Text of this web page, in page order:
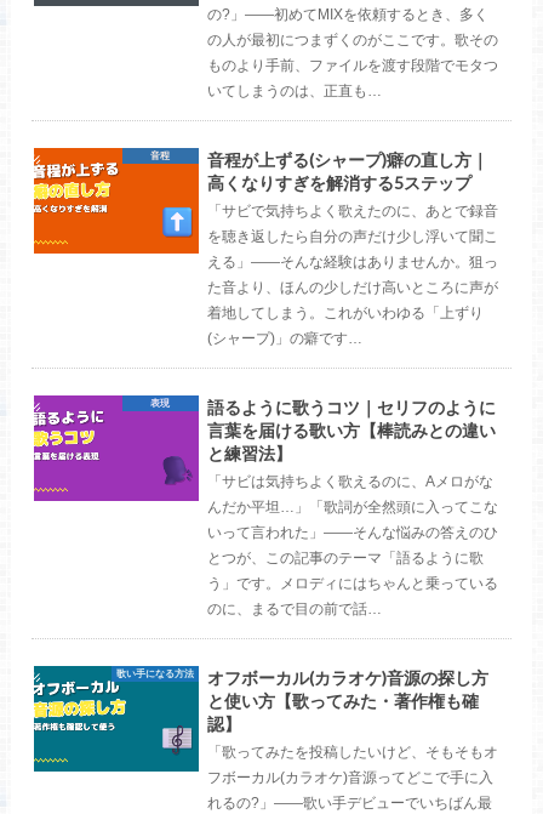
の?」——初めてMIXを依頼するとき、多く
の人が最初につまずくのがここです。歌その
ものより手前、ファイルを渡す段階でモタつ
いてしまうのは、正直も…
音程
音程が上ずる(シャープ)癖の直し方｜
高くなりすぎを解消する5ステップ
「サビで気持ちよく歌えたのに、あとで録音
を聴き返したら自分の声だけ少し浮いて聞こ
える」——そんな経験はありませんか。狙っ
た音より、ほんの少しだけ高いところに声が
着地してしまう。これがいわゆる「上ずり
(シャープ)」の癖です…
表現
語るように歌うコツ｜セリフのように
言葉を届ける歌い方【棒読みとの違い
と練習法】
「サビは気持ちよく歌えるのに、Aメロがな
んだか平坦…」「歌詞が全然頭に入ってこな
いって言われた」——そんな悩みの答えのひ
とつが、この記事のテーマ「語るように歌
う」です。メロディにはちゃんと乗っている
のに、まるで目の前で話…
歌い手になる方法
オフボーカル(カラオケ)音源の探し方
と使い方【歌ってみた・著作権も確
認】
「歌ってみたを投稿したいけど、そもそもオ
フボーカル(カラオケ)音源ってどこで手に入
れるの?」——歌い手デビューでいちばん最